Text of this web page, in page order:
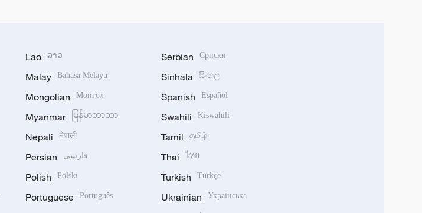
Lao ລາວ
Malay Bahasa Melayu
Mongolian Монгол
Myanmar မြန်မာဘာသာ
Nepali नेपाली
Persian فارسی
Polish Polski
Portuguese Português
Serbian Српски
Sinhala සිංහල
Spanish Español
Swahili Kiswahili
Tamil தமிழ்
Thai ไทย
Turkish Türkçe
Ukrainian Українська